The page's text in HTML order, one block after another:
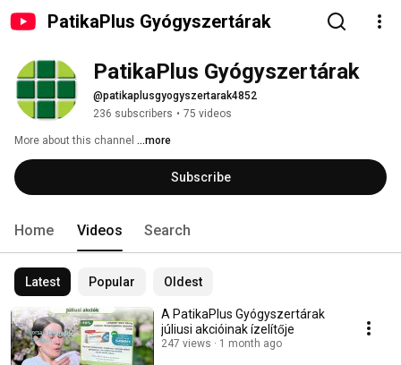
PatikaPlus Gyógyszertárak
PatikaPlus Gyógyszertárak
@patikaplusgyogyszertarak4852
236 subscribers • 75 videos
More about this channel ...more
Subscribe
Home Videos Search
Latest Popular Oldest
A PatikaPlus Gyógyszertárak
júliusi akcióinak ízelítője
247 views 1 month ago